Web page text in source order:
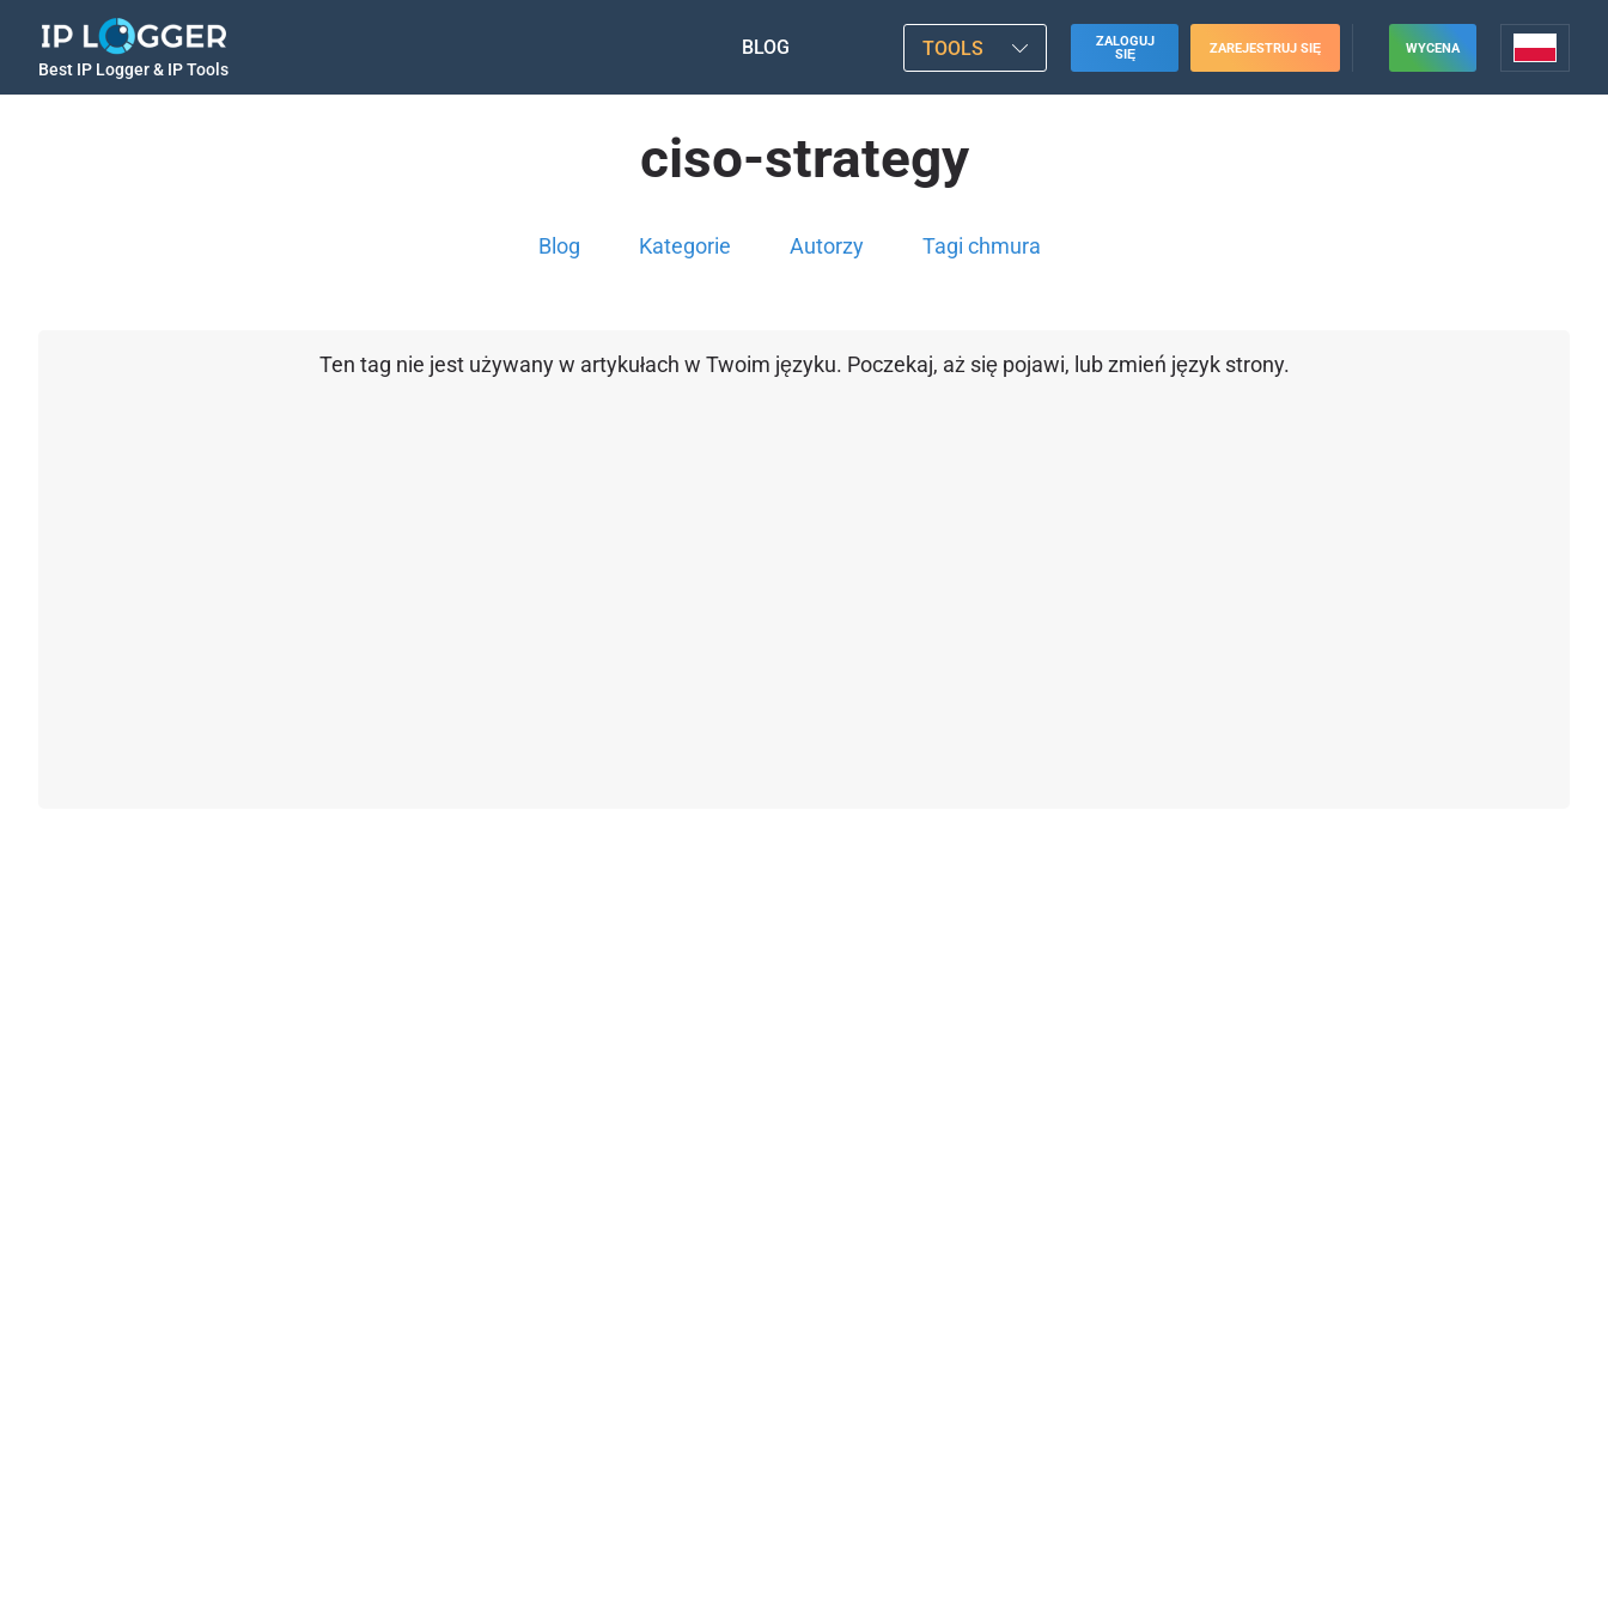
Best IP Logger & IP Tools
BLOG TOOLS
ZALOGUJ
SIĘ
ZAREJESTRUJ SIĘ WYCENA
ciso-strategy
Blog Kategorie Autorzy Tagi chmura